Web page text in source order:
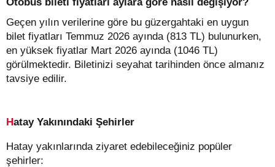
Geçen yılın verilerine göre bu güzergahtaki en uygun
bilet fiyatları Temmuz 2026 ayında (813 TL) bulunurken,
en yüksek fiyatlar Mart 2026 ayında (1046 TL)
görülmektedir. Biletinizi seyahat tarihinden önce almanız
tavsiye edilir.
Hatay Yakınındaki Şehirler
Hatay yakınlarında ziyaret edebileceğiniz popüler
şehirler: